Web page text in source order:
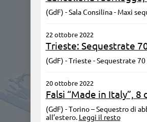
(GdF) - Sala Consilina - Maxi
22 ottobre 2022
Trieste: Sequestrate
(GdF) - Trieste - Sequestrate
20 ottobre 2022
Falsi “Made in Italy”,
(GdF) - Torino – Sequestro di
all’estero. Leggi il resto